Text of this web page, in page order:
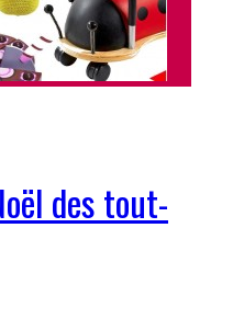
des tout-